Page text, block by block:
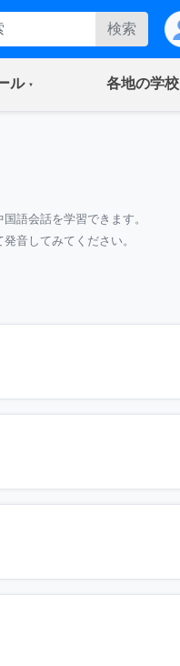
検索
ル(current) 各地の学
語会話を学習できます。
音してみてください。